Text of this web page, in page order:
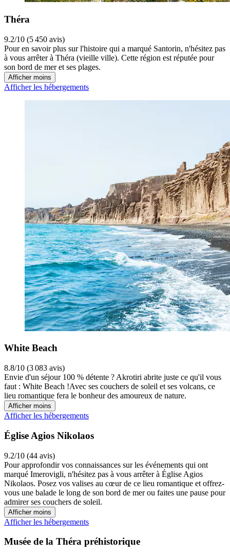
Théra
9.2/10 (5 450 avis)
Pour en savoir plus sur l'histoire qui a marqué Santorin, n'hésitez pas
à vous arrêter à Théra (vieille ville). Cette région est réputée pour
son bord de mer et ses plages.
Afficher moins
Afficher les hébergements
White Beach
8.8/10 (3 083 avis)
Envie d'un séjour 100 % détente ? Akrotiri abrite juste ce qu'il vous
faut : White Beach !Avec ses couchers de soleil et ses volcans, ce
lieu romantique fera le bonheur des amoureux de nature.
Afficher moins
Afficher les hébergements
Église Agios Nikolaos
9.2/10 (44 avis)
Pour approfondir vos connaissances sur les événements qui ont
marqué Imerovigli, n'hésitez pas à vous arrêter à Église Agios
Nikolaos. Posez vos valises au cœur de ce lieu romantique et offrez-
vous une balade le long de son bord de mer ou faites une pause pour
admirer ses couchers de soleil.
Afficher moins
Afficher les hébergements
Musée de la Théra préhistorique